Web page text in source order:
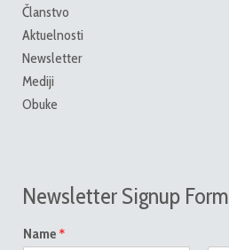
Članstvo
Aktuelnosti
Newsletter
Mediji
Obuke
Newsletter Signup Form
Name *